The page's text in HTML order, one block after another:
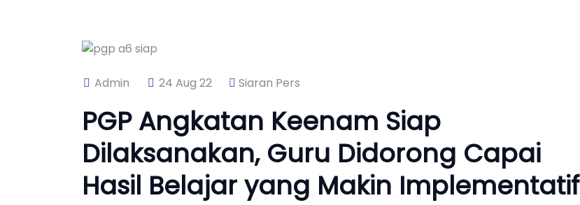
Admin 24 Aug 22 Siaran Pers
PGP Angkatan Keenam Siap
Dilaksanakan, Guru Didorong Capai
Hasil Belajar yang Makin Implementatif